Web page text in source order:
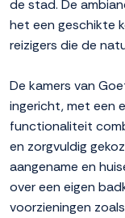
de stad. De
het een geschikte
reizigers die de
De kamers van
ingericht, met een
functionaliteit
en zorgvuldig
aangename en
over een eigen
voorzieningen